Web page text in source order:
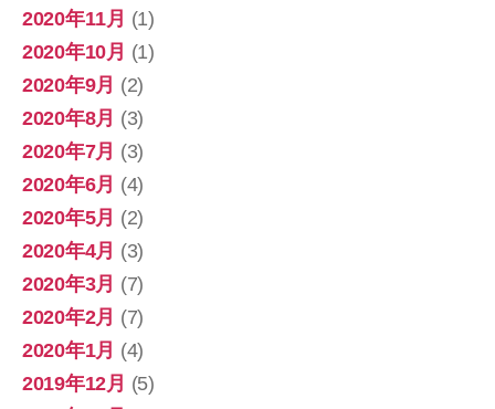
2020年11月 (1)
2020年10月 (1)
2020年9月 (2)
2020年8月 (3)
2020年7月 (3)
2020年6月 (4)
2020年5月 (2)
2020年4月 (3)
2020年3月 (7)
2020年2月 (7)
2020年1月 (4)
2019年12月 (5)